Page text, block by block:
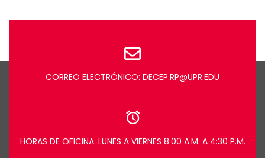
CORREO ELECTRÓNICO: DECEP.RP@UPR.EDU
HORAS DE OFICINA: LUNES A VIERNES 8:00 A.M. A 4:30 P.M.